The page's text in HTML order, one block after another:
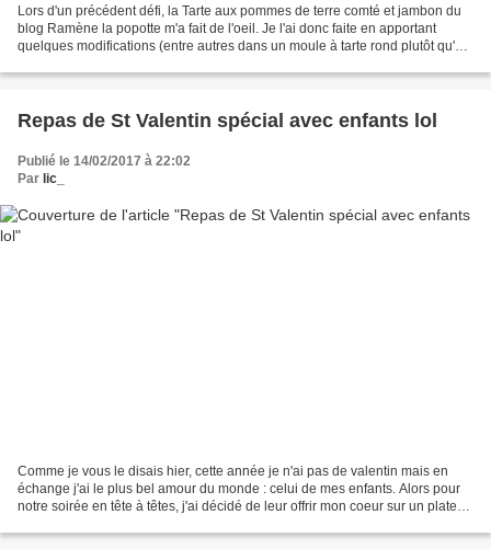
Lors d'un précédent défi, la Tarte aux pommes de terre comté et jambon du
blog Ramène la popotte m'a fait de l'oeil. Je l'ai donc faite en apportant
quelques modifications (entre autres dans un moule à tarte rond plutôt qu'un
Repas de St Valentin spécial avec enfants lol
Publié le 14/02/2017 à 22:02
Par lic_
Comme je vous le disais hier, cette année je n'ai pas de valentin mais en
échange j'ai le plus bel amour du monde : celui de mes enfants. Alors pour
notre soirée en tête à têtes, j'ai décidé de leur offrir mon coeur sur un plateau